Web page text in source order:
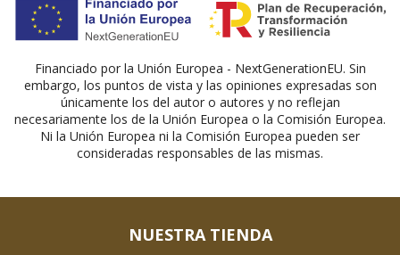
Financiado por la Unión Europea - NextGenerationEU. Sin
embargo, los puntos de vista y las opiniones expresadas son
únicamente los del autor o autores y no reflejan
necesariamente los de la Unión Europea o la Comisión Europea.
Ni la Unión Europea ni la Comisión Europea pueden ser
consideradas responsables de las mismas.
NUESTRA TIENDA